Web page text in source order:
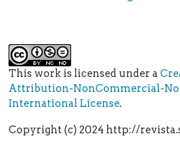
This work is licensed under a
Attribution-NonCommercial-
International License.
Copyright (c) 2024 http://